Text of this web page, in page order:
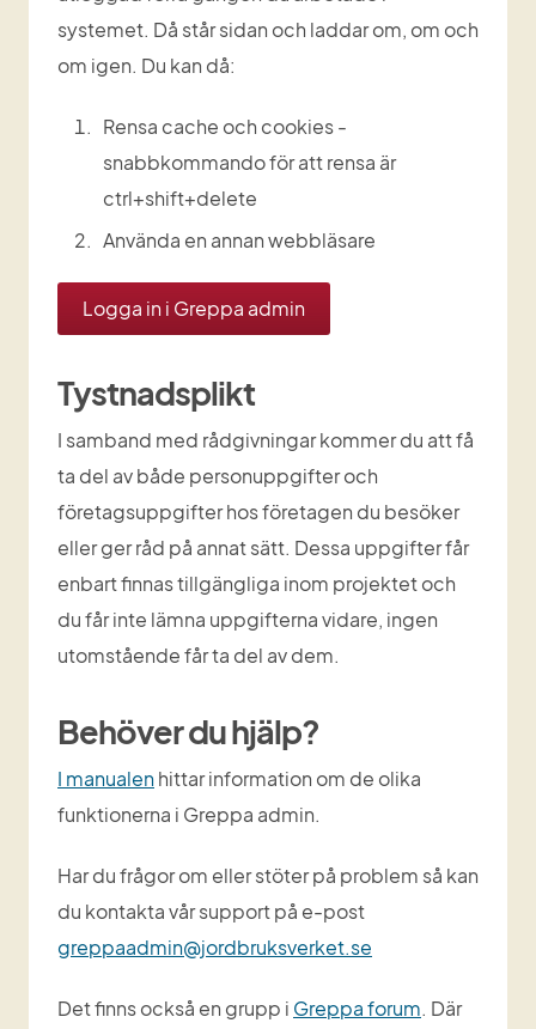
systemet. Då står sidan och laddar om, om och
om igen. Du kan då:
Rensa cache och cookies -
snabbkommando för att rensa är
ctrl+shift+delete
Använda en annan webbläsare
Logga in i Greppa admin
Tystnadsplikt
I samband med rådgivningar kommer du att få
ta del av både personuppgifter och
företagsuppgifter hos företagen du besöker
eller ger råd på annat sätt. Dessa uppgifter får
enbart finnas tillgängliga inom projektet och
du får inte lämna uppgifterna vidare, ingen
utomstående får ta del av dem.
Behöver du hjälp?
I manualen hittar information om de olika
funktionerna i Greppa admin.
Har du frågor om eller stöter på problem så kan
greppaadmin@jordbruksverket.se
Det finns också en grupp i Greppa forum. Där